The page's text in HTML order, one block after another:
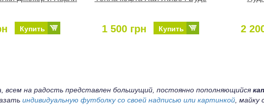
Купить 1 500 грн Купить 2
на радость представлен большущий, постоянно пополняющийся
индивидуальную футболку со своей надписью или картинкой, майку